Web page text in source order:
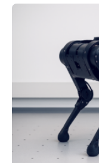
stellt die heutige
Prozessoren
viel Energie, die
sind voneinander
bremst komplexe
immer größer
verarbeiten
rücken dabei